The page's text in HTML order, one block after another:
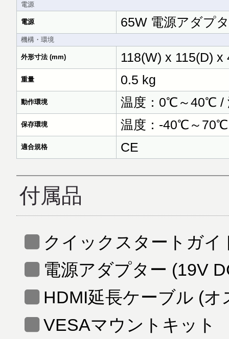
電源
電源 65W 電源アダプ
機構・環境
外形寸法 (mm) 118(W) x 115(D) x
重量 0.5 kg
動作環境 温度：0℃～40℃ /
保存環境 温度：-40℃～
適合規格 CE
付属品
クイックスタートガイ
電源アダプター (19V
HDMI延長ケーブル (オ
VESAマウントキット